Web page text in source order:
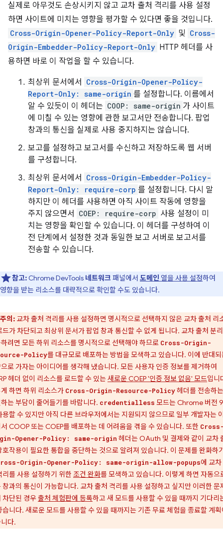
실제로 아무것도 손상시키지 않고 교차 출처 격리를 사용 설정
하면 사이트에 미치는 영향을 평가할 수 있다면 좋을 것입니다.
Cross-Origin-Opener-Policy-Report-Only 및 Cross-
Origin-Embedder-Policy-Report-Only HTTP 헤더를 사
용하면 바로 이 작업을 할 수 있습니다.
최상위 문서에서
Cross-Origin-Opener-Policy-
Report-Only: same-origin 를 설정합니다. 이름에서
알 수 있듯이 이 헤더는 COOP: same-origin 가 사이트
에 미칠 수 있는 영향에 관한 보고서만 전송합니다. 팝업
창과의 통신을 실제로 사용 중지하지는 않습니다.
보고를 설정하고 보고서를 수신하고 저장하도록 웹 서버
를 구성합니다.
최상위 문서에서
Cross-Origin-Embedder-Policy-
Report-Only: require-corp 를 설정합니다. 다시 말
하지만 이 헤더를 사용하면 아직 사이트 작동에 영향을
주지 않으면서
COEP: require-corp 사용 설정이 미
치는 영향을 확인할 수 있습니다. 이 헤더를 구성하여 이
전 단계에서 설정한 것과 동일한 보고 서버로 보고서를
전송할 수 있습니다.
참고: Chrome DevTools 네트워크 패널에서 도메인 열을 사용 설정하여
영향을 받는 리소스를 대략적으로 확인할 수도 있습니다.
주의: 교차 출처 격리를 사용 설정하면 명시적으로 선택하지 않은 교차 출처 리
드가 차단되고 최상위 문서가 팝업 창과 통신할 수 없게 됩니다. 교차 출처 분
려면 모든 하위 리소스를 명시적으로 선택해야 하므로 Cross-Origin-
Policy를 대규모로 배포하는 방법을 모색하고 있습니다. 이에 반대
로 가자는 아이디어를 생각해 냈습니다. 모든 사용자 인증 정보를 제거하여
헤더 없이 리소스를 로드할 수 있는새로운 COEP '인증 정보 없음' 모드입니
하면 하위 리소스가 Cross-Origin-Resource-Policy헤더를 전송하
는 부담이 줄어들기를 바랍니다. credentialless 모드는 Chrome 버전
용할 수 있지만 아직 다른 브라우저에서는 지원되지 않으므로 일부 개발자는
COOP 또는 COEP를 배포하는 데 어려움을 겪을 수 있습니다. 또한
Opener-Policy: same-origin 헤더는 OAuth 및 결제와 같이 교차
호작용이 필요한 통합을 중단하는 것으로 알려져 있습니다. 이 문제를 완화하
Origin-Opener-Policy: same-origin-allow-popups에 교
리를 사용 설정하기 위한 조건 완화를 모색하고 있습니다. 이렇게 하면 자동으
창과의 통신이 가능합니다. 교차 출처 격리를 사용 설정하고 싶지만 이러한 문
차단된 경우출처 체험판에 등록하고 새 모드를 사용할 수 있을 때까지 기다리
습니다. 새로운 모드를 사용할 수 있을 때까지는 기존 무료 체험을 종료할 계
다.